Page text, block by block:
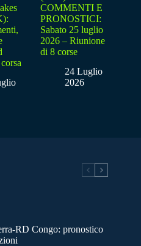
COMMENTI E
PRONOSTICI:
Sabato 25 luglio
2026 – Riunione
di 8 corse
24 Luglio
2026
RD Congo: pronostico